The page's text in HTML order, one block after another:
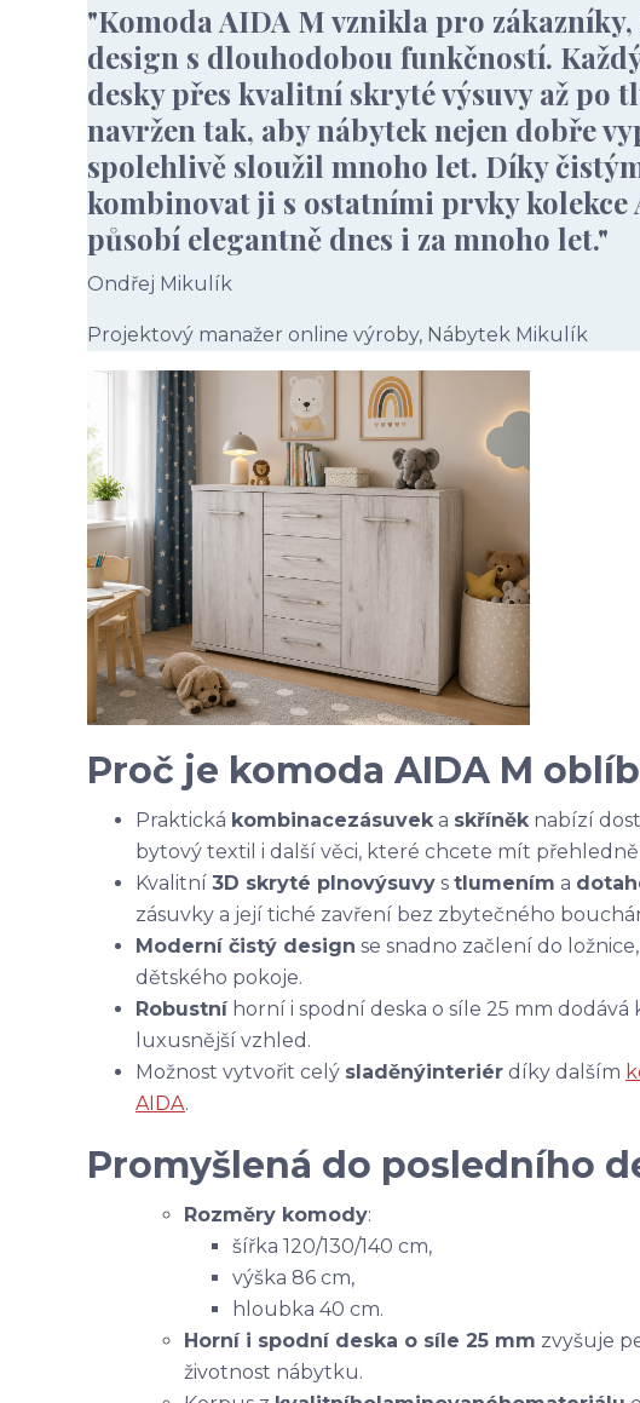
"Komoda AIDA M vznikla pro
design s dlouhodobou funkčností.
desky přes kvalitní skryté výsuvy až po
navržen tak, aby nábytek nejen dobře
spolehlivě sloužil mnoho let. Díky
kombinovat ji s ostatními prvky
působí elegantně dnes i za mnoho let."
Ondřej Mikulík
Projektový manažer online výroby, Nábytek Mikulík
Proč je komoda AIDA M
Praktická kombinacezásuveka skříněknabízí
bytový textil i další věci, které chcete mít
Kvalitní 3D skryté plnovýsuvy s tlumením a
zásuvky a její tiché zavření bez zbytečného
Moderní čistý design se snadno začlení do
dětského pokoje.
Robustníhorní i spodní deska o síle 25 mm dodává
luxusnější vzhled.
Možnost vytvořit celý sladěnýinteriér díky dalším
AIDA.
Promyšlená do posledního
Rozměry komody:
šířka 120/130/140 cm,
výška 86 cm,
hloubka 40 cm.
Horní i spodní deska o síle 25 mm zvyšuje
životnost nábytku.